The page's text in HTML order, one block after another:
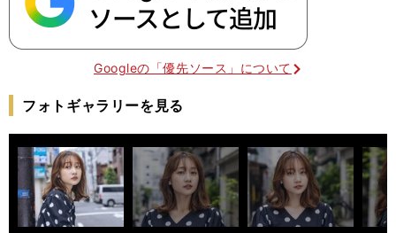
Googleの「優先ソース」について
フォトギャラリーを見る